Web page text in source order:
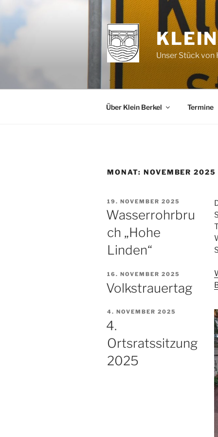
Inhalt
springen
Unser Stück
Über Klein Berkel Termine
MONAT: NOVEMBER 2025
VERÖFFENTLICHT
AM
19. NOVEMBER 2025
Wasserrohrbru
ch „Hohe
Linden“
VERÖFFENTLICHT
16. NOVEMBER 2025
Volkstrauertag
VERÖFFENTLICHT
AM
4. NOVEMBER 2025
4.
Ortsratssitzung
2025